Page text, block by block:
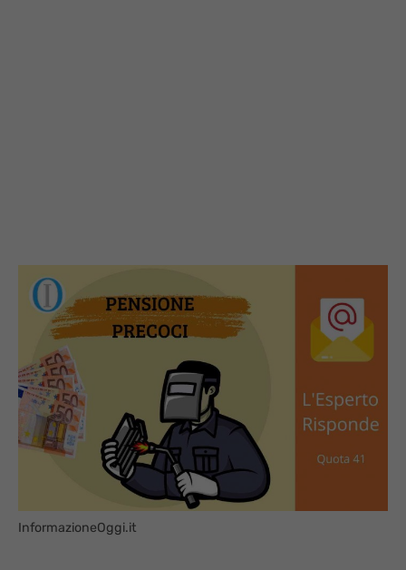
InformazioneOggi.it